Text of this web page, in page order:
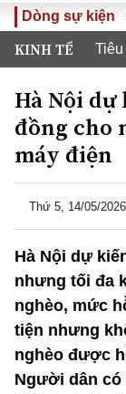
Dòng sự kiện
Nghị quyết Đại
KINH TẾ
Hà Nội
đồng cho
máy điện
Thứ 5, 14/05/
Hà Nội dự
nhưng tối đa
nghèo, mức
tiện nhưng
nghèo được
Người dân